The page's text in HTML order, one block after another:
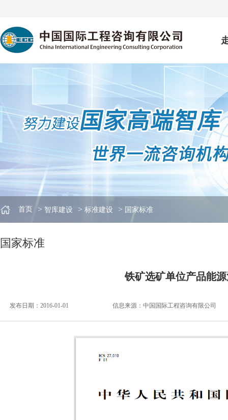
首页 > 智库建设 > 标准建设 > 国家标准
国家标准
铁矿选矿单位产品能
发布日期：2016-01-01 信息来源： 中国国际工程咨询有限公司